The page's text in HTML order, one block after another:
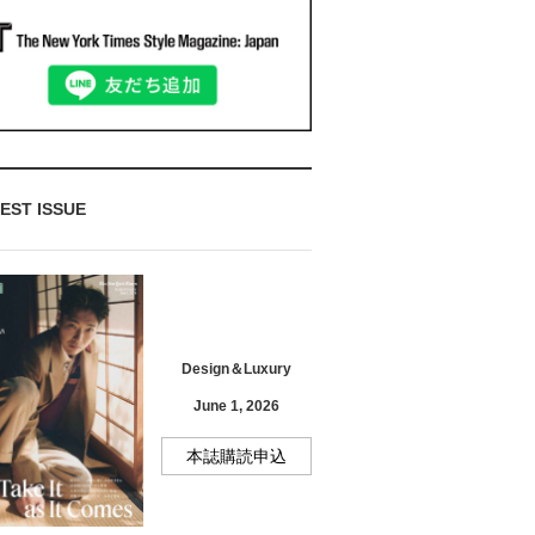
ISSUE
Design＆Luxury
June 1, 2026
本誌購読申込